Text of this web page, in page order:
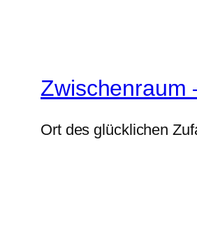
Zwischenraum
Ort des glücklichen